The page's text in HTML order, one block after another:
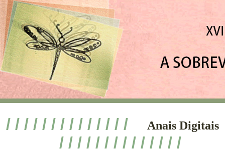
/ / / / / / / / / / / / / / Anais Digitais
/ / / / / / / / / / / / / /